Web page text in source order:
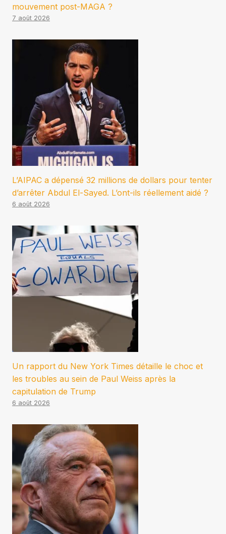
mouvement post-MAGA ?
7 août 2026
L’AIPAC a dépensé 32 millions de dollars pour tenter
d’arrêter Abdul El-Sayed. L’ont-ils réellement aidé ?
6 août 2026
Un rapport du New York Times détaille le choc et
les troubles au sein de Paul Weiss après la
capitulation de Trump
6 août 2026